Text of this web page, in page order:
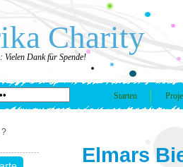
Charity
Vielen Dank für Spende!
Starten
?
Elmars